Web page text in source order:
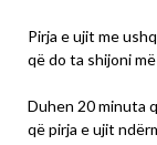
Pirja e ujit me
që do ta shijoni
Duhen 20 minuta
që pirja e ujit